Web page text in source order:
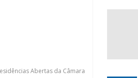
Abertas da Câmara